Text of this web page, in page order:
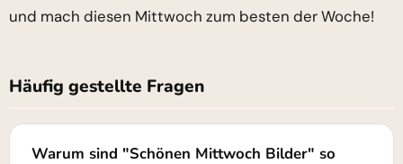
und mach diesen Mittwoch zum besten der Woche!
Häufig gestellte Fragen
Warum sind "Schönen Mittwoch Bilder" so